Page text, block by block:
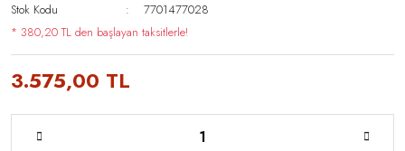
Stok Kodu
7701477028
* 380,20 TL den başlayan taksitlerle!
3.575,00 TL